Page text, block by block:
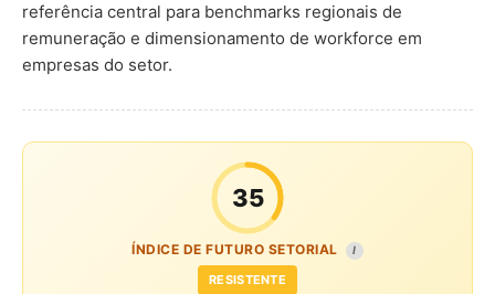
referência central para benchmarks regionais de
remuneração e dimensionamento de workforce em
empresas do setor.
35
ÍNDICE DE FUTURO SETORIAL I
RESISTENTE